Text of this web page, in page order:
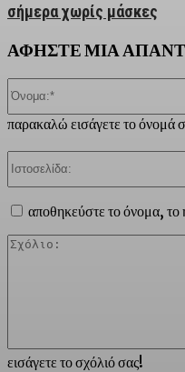
σήμερα χωρίς μάσκες
ΑΦΗΣΤΕ ΜΙΑ
εισάγετε το σχόλιό σας!
παρακαλώ εισάγετε το όνομά
αποθηκεύστε το όνομα, το